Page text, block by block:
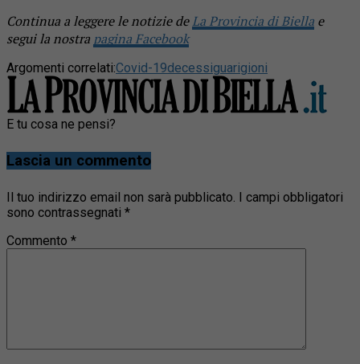
Continua a leggere le notizie deLa Provincia di Biella e
segui la nostra pagina Facebook
Argomenti correlati:Covid-19decessiguarigioni
E tu cosa ne pensi?
Lascia un commento
Il tuo indirizzo email non sarà pubblicato. I campi obbligatori
sono contrassegnati *
Commento *